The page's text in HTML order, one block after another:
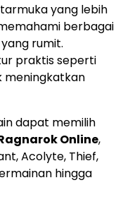
yang lebih
berbagai
rumit.
praktis seperti
meningkatkan
dapat memilih
Online,
Acolyte, Thief,
hingga